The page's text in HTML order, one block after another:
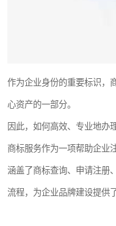
作为企业身份的重要标识，
心资产的一部分。
因此，如何高效、专业地办
商标服务作为一项帮助企业
涵盖了商标查询、申请注册
流程，为企业品牌建设提供